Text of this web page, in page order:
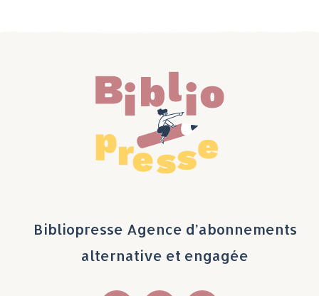
Bibliopresse Agence d’abonnements
alternative et engagée